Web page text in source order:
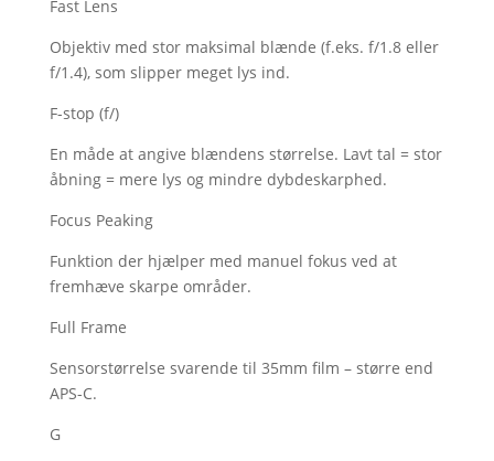
Fast Lens
Objektiv med stor maksimal blænde (f.eks. f/1.8 eller
f/1.4), som slipper meget lys ind.
F-stop (f/)
En måde at angive blændens størrelse. Lavt tal = stor
åbning = mere lys og mindre dybdeskarphed.
Focus Peaking
Funktion der hjælper med manuel fokus ved at
fremhæve skarpe områder.
Full Frame
Sensorstørrelse svarende til 35mm film – større end
APS-C.
G